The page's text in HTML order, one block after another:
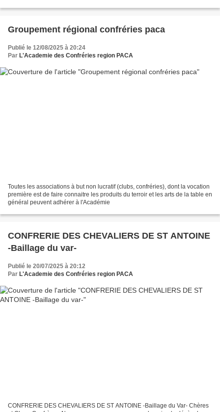
Groupement régional confréries paca
Publié le 12/08/2025 à 20:24
Par L'Academie des Confréries region PACA
Toutes les associations à but non lucratif (clubs, confréries), dont la vocation
première est de faire connaitre les produits du terroir et les arts de la table en
général peuvent adhérer à l'Académie
CONFRERIE DES CHEVALIERS DE ST ANTOINE
-Baillage du var-
Publié le 20/07/2025 à 20:12
Par L'Academie des Confréries region PACA
CONFRERIE DES CHEVALIERS DE ST ANTOINE -Baillage du Var- Chères